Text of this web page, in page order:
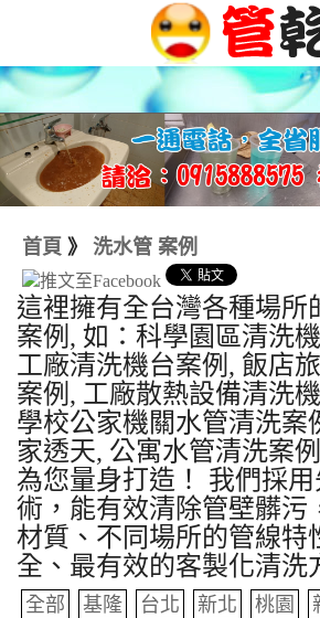
首頁 》 洗水管 案例
這裡擁有全台灣各種場所
案例, 如：科學園區清洗
工廠清洗機台案例, 飯店
案例, 工廠散熱設備清洗
學校公家機關水管清洗案
家透天, 公寓水管清洗案
為您量身打造！ 我們採
術，能有效清除管壁髒污
材質、不同場所的管線特
全、最有效的客製化清洗
全部 基隆 台北 新北 桃園